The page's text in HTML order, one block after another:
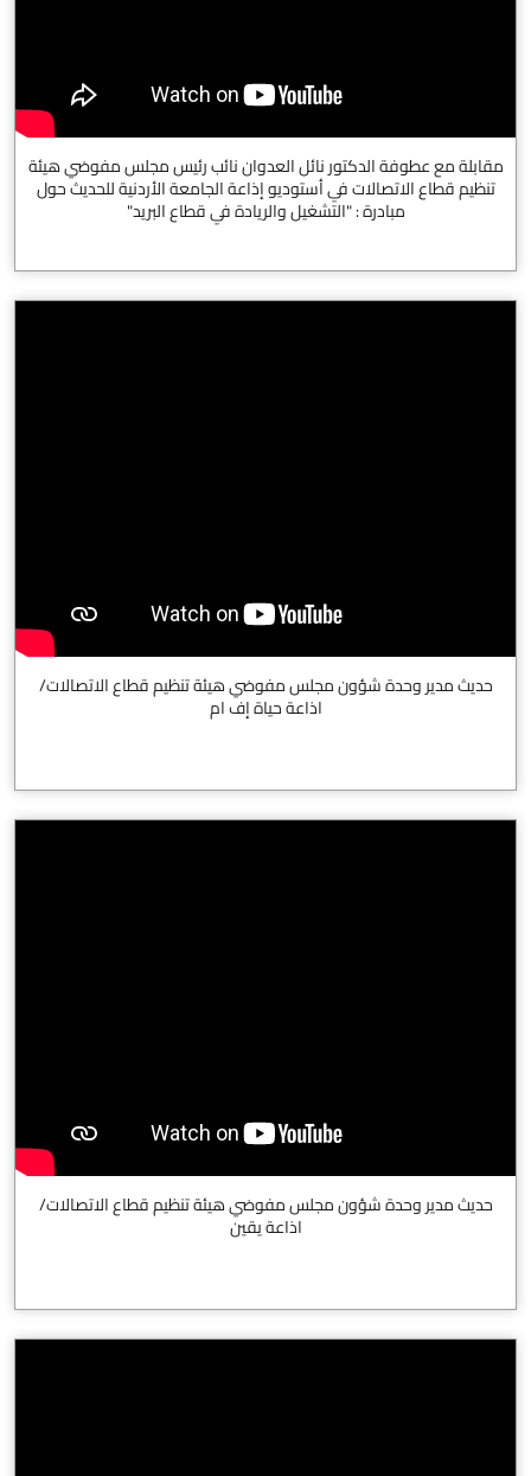
مقابلة مع عطوفة الدكتور نائل العدوان نائب رئيس مجلس مفوضي هيئة
تنظيم قطاع الاتصالات في أستوديو إذاعة الجامعة الأردنية للحديث حول
مبادرة : "التشغيل والريادة في قطاع البريد"
حديث مدير وحدة شؤون مجلس مفوضي هيئة تنظيم قطاع الاتصالات/
اذاعة حياة إف ام
حديث مدير وحدة شؤون مجلس مفوضي هيئة تنظيم قطاع الاتصالات/
اذاعة يقين